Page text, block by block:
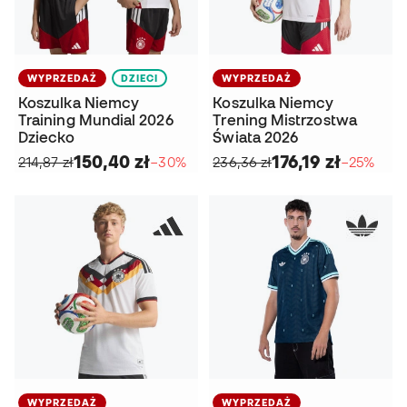
WYPRZEDAŻ DZIECI
Koszulka Niemcy
Training Mundial 2026
Dziecko
214,87 zł150,40 zł−30%
WYPRZEDAŻ
Koszulka Niemcy
Trening Mistrzostwa
Świata 2026
236,36 zł176,19 zł−25%
WYPRZEDAŻ WYPRZEDAŻ